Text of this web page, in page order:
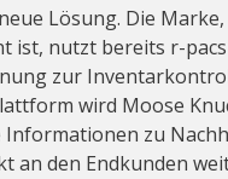
Lösung. Die
ist, nutzt bereits r-pacs
zur
wird Moose
zu
an den Endkunden